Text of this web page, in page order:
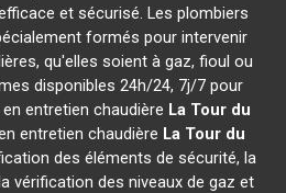
et sécurisé. Les plombiers
formés pour intervenir
qu'elles soient à gaz, fioul ou
disponibles 24h/24, 7j/7 pour
entretien chaudière La Tour du
entretien chaudière La Tour du
des éléments de sécurité, la
vérification des niveaux de gaz et